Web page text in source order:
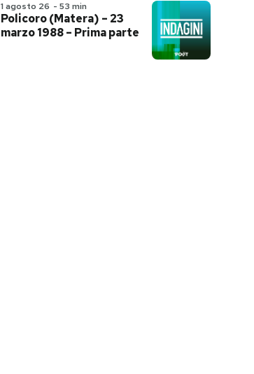
1 agosto 26 - 53 min
Policoro (Matera) – 23
marzo 1988 – Prima parte